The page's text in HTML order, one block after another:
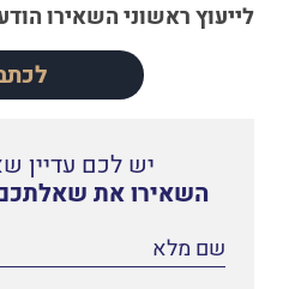
לייעוץ ראשוניהשאירו
יש לכם עדיין
השאירו את